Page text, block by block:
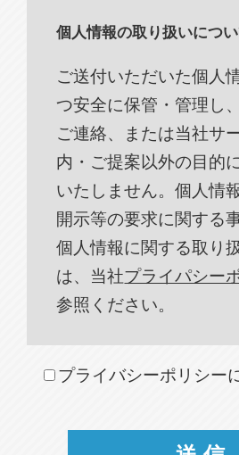
個人情報の取り扱いにつ
ご送付いただいた個人
つ安全に保管・管理し
ご連絡、または当社サ
内・ご提案以外の目的
いたしません。個人情
開示等の要求に関する
個人情報に関する取り
は、当社プライパシー
参照ください。
プライバシーポリシー